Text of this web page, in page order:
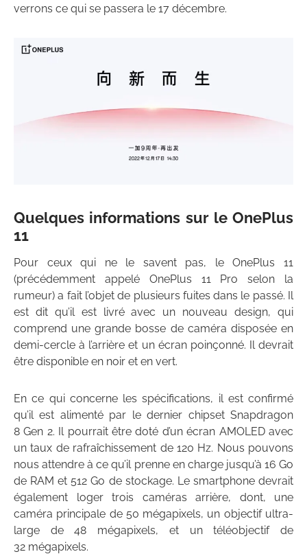
verrons ce qui se passera le 17 décembre.
Quelques informations sur le OnePlus
11
Pour ceux qui ne le savent pas, le OnePlus 11
(précédemment appelé OnePlus 11 Pro selon la
rumeur) a fait l’objet de plusieurs fuites dans le passé. Il
est dit qu’il est livré avec un nouveau design, qui
comprend une grande bosse de caméra disposée en
demi-cercle à l’arrière et un écran poinçonné. Il devrait
être disponible en noir et en vert.
En ce qui concerne les spécifications, il est confirmé
qu’il est alimenté par le dernier chipset Snapdragon
8 Gen 2. Il pourrait être doté d’un écran AMOLED avec
un taux de rafraîchissement de 120 Hz. Nous pouvons
nous attendre à ce qu’il prenne en charge jusqu’à 16 Go
de RAM et 512 Go de stockage. Le smartphone devrait
également loger trois caméras arrière, dont, une
caméra principale de 50 mégapixels, un objectif ultra-
large de 48 mégapixels, et un téléobjectif de
32 mégapixels.